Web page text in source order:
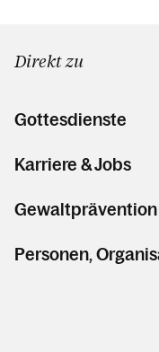
Direkt zu
Gottesdienste
Karriere & Jobs
Personen,